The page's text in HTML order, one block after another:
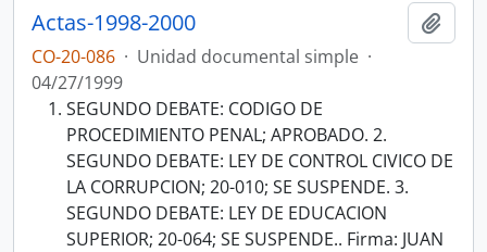
Actas-1998-2000
CO-20-086 · Unidad documental simple ·
04/27/1999
SEGUNDO DEBATE: CODIGO DE
PROCEDIMIENTO PENAL; APROBADO. 2.
SEGUNDO DEBATE: LEY DE CONTROL CIVICO DE
LA CORRUPCION; 20-010; SE SUSPENDE. 3.
SEGUNDO DEBATE: LEY DE EDUCACION
SUPERIOR; 20-064; SE SUSPENDE.. Firma: JUAN